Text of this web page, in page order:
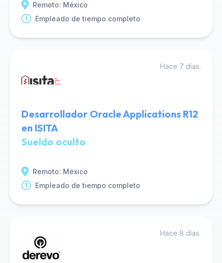
Remoto: México
Empleado de tiempo completo
Hace 7 días.
Desarrollador Oracle Applications R12
en ISITA
Sueldo oculto
Remoto: México
Empleado de tiempo completo
Hace 8 días.